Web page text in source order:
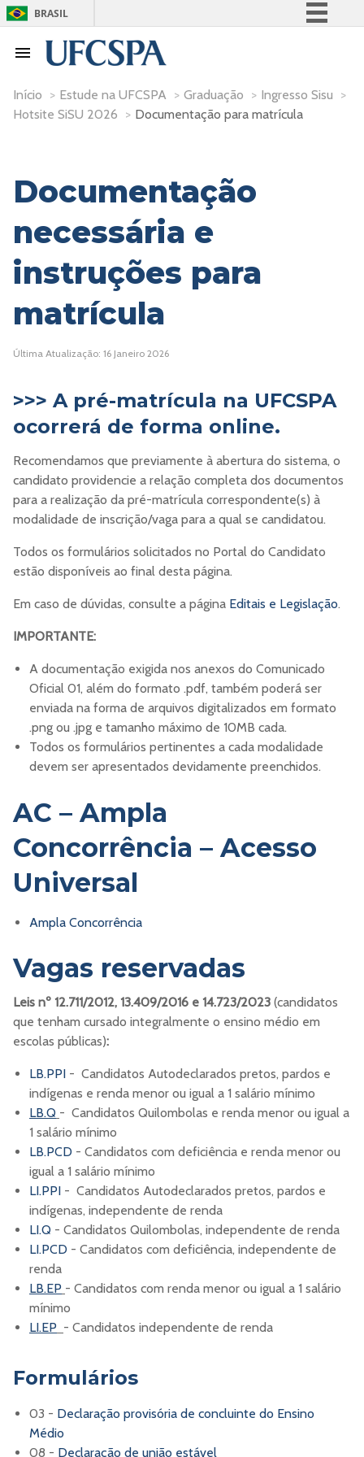
BRASIL
Participe
Acesso à informação
Início > Estude na UFCSPA > Graduação > Ingresso Sisu >
Hotsite SiSU 2026 > Documentação para matrícula
Documentação
necessária e
instruções para
matrícula
Última Atualização: 16 Janeiro 2026
>>> A pré-matrícula na UFCSPA
ocorrerá de forma online.
Recomendamos que previamente à abertura do sistema, o
candidato providencie a relação completa dos documentos
para a realização da pré-matrícula correspondente(s) à
modalidade de inscrição/vaga para a qual se candidatou.
Todos os formulários solicitados no Portal do Candidato
estão disponíveis ao final desta página.
Em caso de dúvidas, consulte a página Editais e Legislação.
IMPORTANTE:
A documentação exigida nos anexos do Comunicado
Oficial 01, além do formato .pdf, também poderá ser
enviada na forma de arquivos digitalizados em formato
.png ou .jpg e tamanho máximo de 10MB cada.
Todos os formulários pertinentes a cada modalidade
devem ser apresentados devidamente preenchidos.
AC – Ampla
Concorrência – Acesso
Universal
Ampla Concorrência
Vagas reservadas
Leis nº 12.711/2012, 13.409/2016 e 14.723/2023 (candidatos
que tenham cursado integralmente o ensino médio em
escolas públicas):
LB.PPI - Candidatos Autodeclarados pretos, pardos e
indígenas e renda menor ou igual a 1 salário mínimo
LB.Q - Candidatos Quilombolas e renda menor ou igual a
1 salário mínimo
LB.PCD - Candidatos com deficiência e renda menor ou
igual a 1 salário mínimo
LI.PPI - Candidatos Autodeclarados pretos, pardos e
indígenas, independente de renda
LI.Q - Candidatos Quilombolas, independente de renda
LI.PCD - Candidatos com deficiência, independente de
renda
LB.EP - Candidatos com renda menor ou igual a 1 salário
mínimo
LI.EP - Candidatos independente de renda
Formulários
03 - Declaração provisória de concluinte do Ensino
Médio
08 - Declaração de união estável